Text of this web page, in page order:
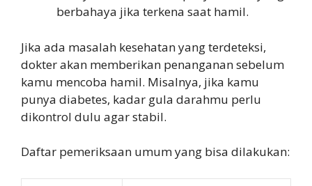
berbahaya jika terkena saat hamil.
Jika ada masalah kesehatan yang terdeteksi,
dokter akan memberikan penanganan sebelum
kamu mencoba hamil. Misalnya, jika kamu
punya diabetes, kadar gula darahmu perlu
dikontrol dulu agar stabil.
Daftar pemeriksaan umum yang bisa dilakukan: